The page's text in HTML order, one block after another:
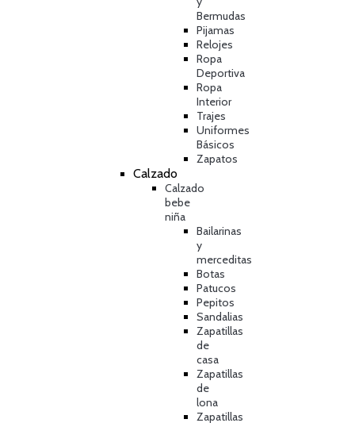
Bermudas
Pijamas
Relojes
Ropa
Deportiva
Ropa
Interior
Trajes
Uniformes
Básicos
Zapatos
Calzado
Calzado
bebe
niña
Bailarinas
y
merceditas
Botas
Patucos
Pepitos
Sandalias
Zapatillas
de
casa
Zapatillas
de
lona
Zapatillas